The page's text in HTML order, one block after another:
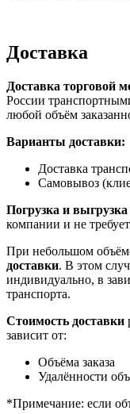
Доставка
Доставка торговой
России
любой объём
Варианты доставки:
Доставка
Самовывоз
Погрузка и выгрузка
компании и не
При небольшом
доставки. В этом
индивидуально, в
транспорта.
Стоимость доставки
зависит от:
Объёма заказа
Удалённости
*Примечание: если